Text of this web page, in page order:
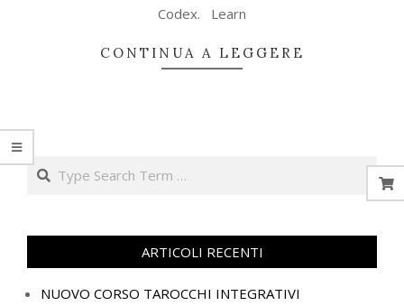
Codex. Learn
CONTINUA A LEGGERE
Search
ARTICOLI RECENTI
NUOVO CORSO TAROCCHI INTEGRATIVI